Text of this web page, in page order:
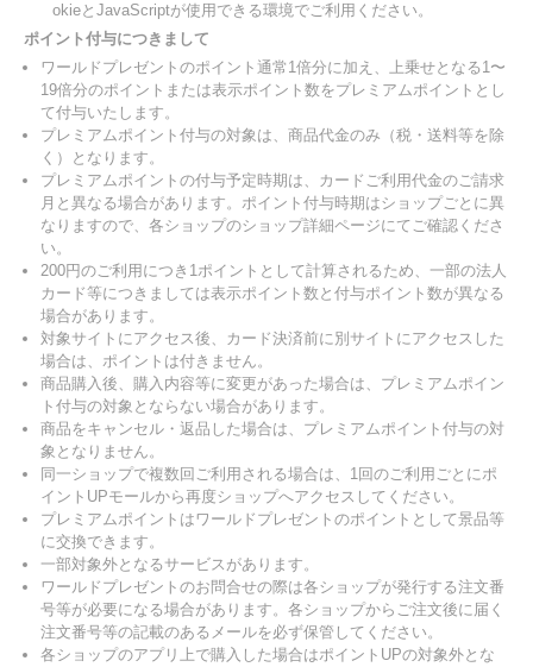
okieとJavaScriptが使用できる環境でご利用ください。
ポイント付与につきまして
ワールドプレゼントのポイント通常1倍分に加え、上乗せとなる1〜
19倍分のポイントまたは表示ポイント数をプレミアムポイントとし
て付与いたします。
プレミアムポイント付与の対象は、商品代金のみ（税・送料等を除
く）となります。
プレミアムポイントの付与予定時期は、カードご利用代金のご請求
月と異なる場合があります。ポイント付与時期はショップごとに異
なりますので、各ショップのショップ詳細ページにてご確認くださ
い。
200円のご利用につき1ポイントとして計算されるため、一部の法人
カード等につきましては表示ポイント数と付与ポイント数が異なる
場合があります。
対象サイトにアクセス後、カード決済前に別サイトにアクセスした
場合は、ポイントは付きません。
商品購入後、購入内容等に変更があった場合は、プレミアムポイン
ト付与の対象とならない場合があります。
商品をキャンセル・返品した場合は、プレミアムポイント付与の対
象となりません。
同一ショップで複数回ご利用される場合は、1回のご利用ごとにポ
イントUPモールから再度ショップへアクセスしてください。
プレミアムポイントはワールドプレゼントのポイントとして景品等
に交換できます。
一部対象外となるサービスがあります。
ワールドプレゼントのお問合せの際は各ショップが発行する注文番
号等が必要になる場合があります。各ショップからご注文後に届く
注文番号等の記載のあるメールを必ず保管してください。
各ショップのアプリ上で購入した場合はポイントUPの対象外とな